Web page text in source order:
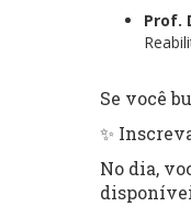
Prof.
Se você
✨
No dia,